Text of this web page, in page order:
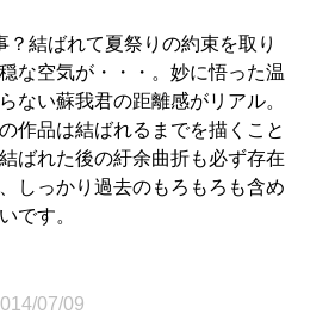
？結ばれて夏祭りの約束を取り
な空気が・・・。妙に悟った温
ない蘇我君の距離感がリアル。
作品は結ばれるまでを描くこと
ばれた後の紆余曲折も必ず存在
しっかり過去のもろもろも含め
です。
07/09